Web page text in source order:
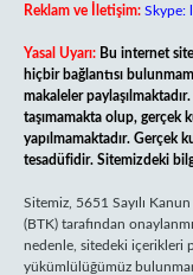
Reklam ve İletişim: Skype:
Yasal Uyarı: Bu internet
hiçbir bağlantısı
makaleler
taşımamakta olup, gerçek
yapılmamaktadır. Gerçek
tesadüfidir. Sitemizdeki
Sitemiz, 5651 Sayılı
(BTK) tarafından
nedenle, sitedeki içerikleri
yükümlülüğümüz